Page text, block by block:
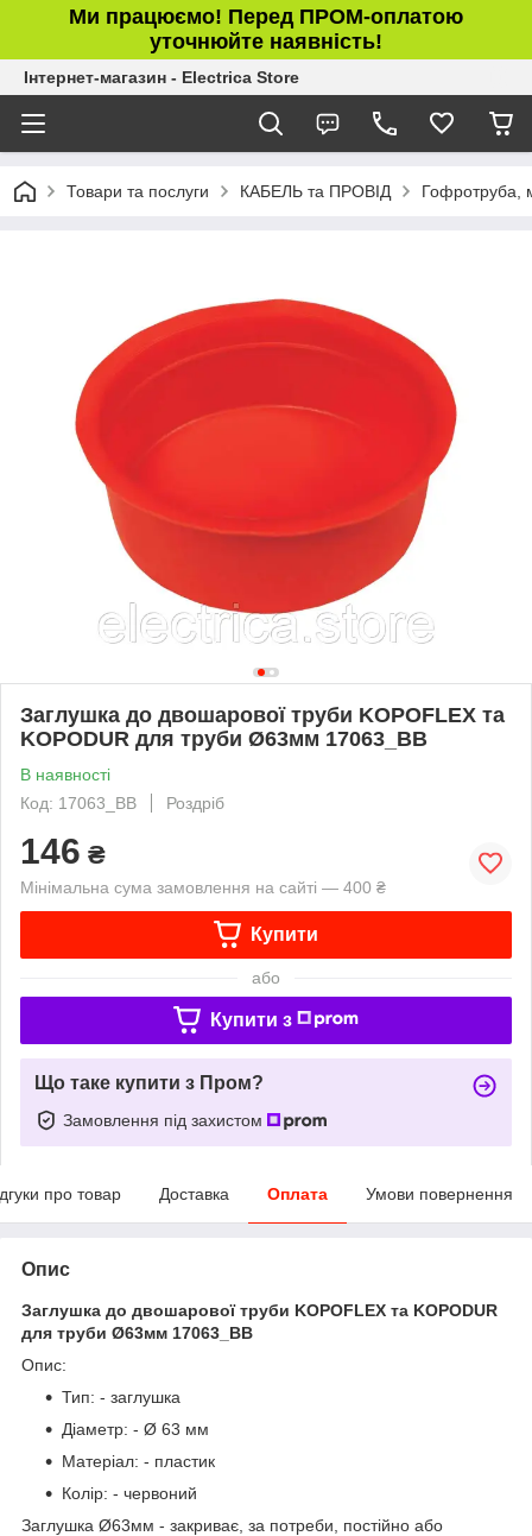
Ми працюємо! Перед ПРОМ-оплатою
уточнюйте наявність!
Інтернет-магазин - Electrica Store
Товари та послуги КАБЕЛЬ та ПРОВІД Гофротруба,
Заглушка до двошарової труби KOPOFLEX та
KOPODUR для труби Ø63мм 17063_BB
В наявності
Код: 17063_BB
Роздріб
146 ₴
Мінімальна сума замовлення на сайті — 400 ₴
Купити
або
Купити з
Що таке купити з Пром?
Замовлення під захистом
про товар Доставка Оплата Умови повернення
Опис
Заглушка до двошарової труби KOPOFLEX та KOPODUR
для труби Ø63мм 17063_BB
Опис:
Тип: - заглушка
Діаметр: - Ø 63 мм
Матеріал: - пластик
Колір: - червоний
Заглушка Ø63мм - закриває, за потреби, постійно або